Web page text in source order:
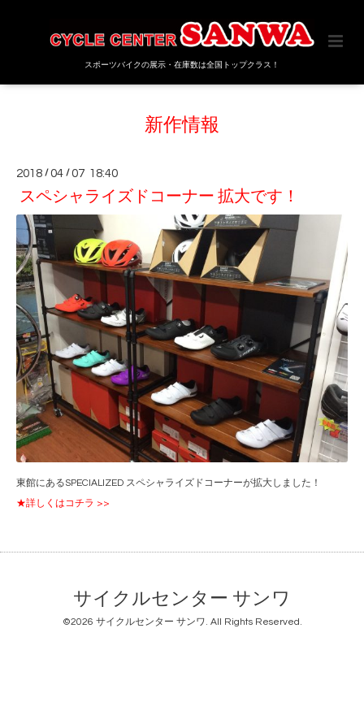
スポーツバイクの展示・在庫数は全国トップクラス！
新作情報
2018 /04 /07 18:40
スペシャライズドコーナー 拡大です！
東館にあるSPECIALIZED スペシャライズドコーナーが拡大しました！
★詳しくはコチラ >>
サイクルセンター サンワ
©2026 サイクルセンター サンワ. All Rights Reserved.